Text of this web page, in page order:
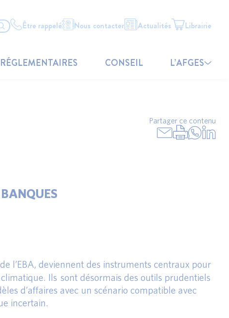
Être rappelé Nous contacter Actualités Librairie
CONSEIL L’AFGES
Partager ce contenu
l’EBA, deviennent des instruments centraux pour
Ils sont désormais des outils prudentiels
d’affaires avec un scénario compatible avec
incertain.